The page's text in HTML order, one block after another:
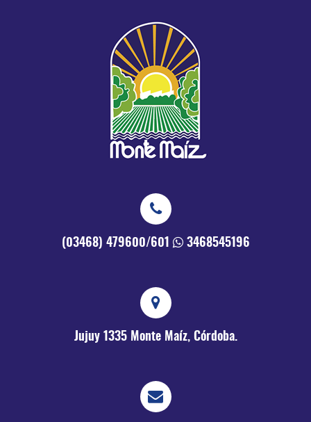
(03468) 479600/601 3468545196
Jujuy 1335 Monte Maíz, Córdoba.